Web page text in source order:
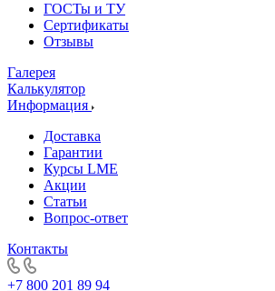
ГОСТы и ТУ
Сертификаты
Отзывы
Галерея
Калькулятор
Информация
Доставка
Гарантии
Курсы LME
Акции
Статьи
Вопрос-ответ
Контакты
+7 800 201 89 94